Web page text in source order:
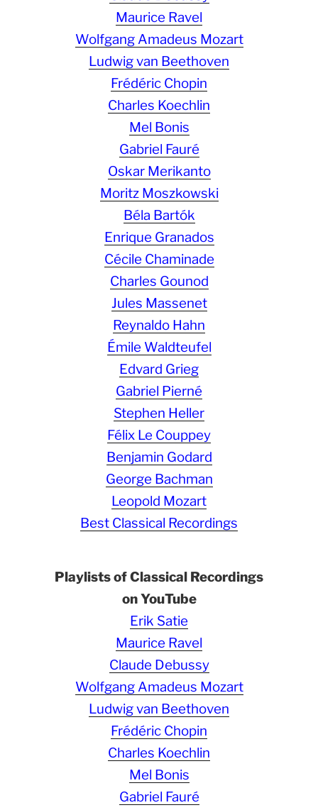
Maurice Ravel
Wolfgang Amadeus Mozart
Ludwig van Beethoven
Frédéric Chopin
Charles Koechlin
Mel Bonis
Gabriel Fauré
Oskar Merikanto
Moritz Moszkowski
Béla Bartók
Enrique Granados
Cécile Chaminade
Charles Gounod
Jules Massenet
Reynaldo Hahn
Émile Waldteufel
Edvard Grieg
Gabriel Pierné
Stephen Heller
Félix Le Couppey
Benjamin Godard
George Bachman
Leopold Mozart
Best Classical Recordings
Playlists of Classical Recordings
on YouTube
Erik Satie
Maurice Ravel
Claude Debussy
Wolfgang Amadeus Mozart
Ludwig van Beethoven
Frédéric Chopin
Charles Koechlin
Mel Bonis
Gabriel Fauré